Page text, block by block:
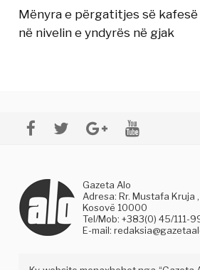
Mënyra e përgatitjes së
në nivelin e yndyrës në gjak
Gazeta Alo
Adresa: Rr. Mustafa Kruja
Kosovë 10000
Tel/Mob: +383(0) 45/111-
E-mail: